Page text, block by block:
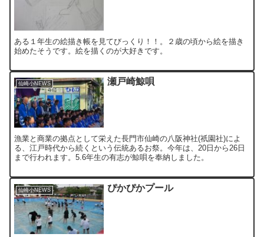
ある１年生の絵描き帳を見てびっくり！！。２歳の頃から絵を描き
始めたそうです。絵を描くのが大好きです。
仙崎小NEWS 瀬戸崎鯨唄
漁業と商業の拠点として栄えた長門市仙崎の八阪神社(祇園社)によ
る、江戸時代から続くという伝統あるお祭。今年は、20日から26日
まで行われます。5.6年生の有志が鯨唄を奉納しました。
仙崎小NEWS ぴかぴかプール